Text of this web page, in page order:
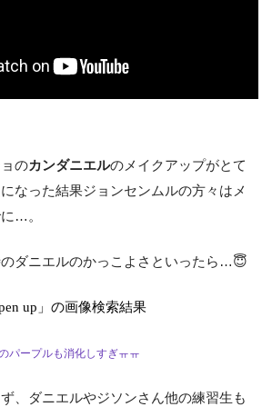
のカンダニエルのメイクアップがとて
なった結果ジョンセンムルの方々はメ
…。
ダニエルのかっこよさといったら…😇
パープルも消化しすぎㅠㅠ
、ダニエルやジソンさん他の練習生も